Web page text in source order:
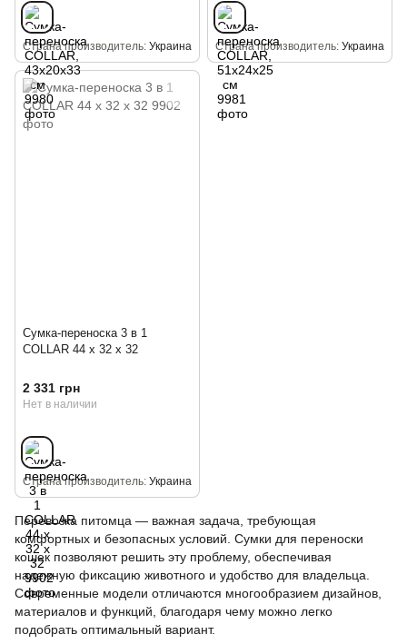
Страна производитель Украина Страна производитель Украина
Сумка-переноска 3 в 1
COLLAR 44 x 32 x 32
2 331 грн
Нет в наличии
Страна производитель Украина
Перевозка питомца — важная задача, требующая
комфортных и безопасных условий. Сумки для переноски
кошек позволяют решить эту проблему, обеспечивая
надежную фиксацию животного и удобство для владельца.
Современные модели отличаются многообразием дизайнов,
материалов и функций, благодаря чему можно легко
подобрать оптимальный вариант.